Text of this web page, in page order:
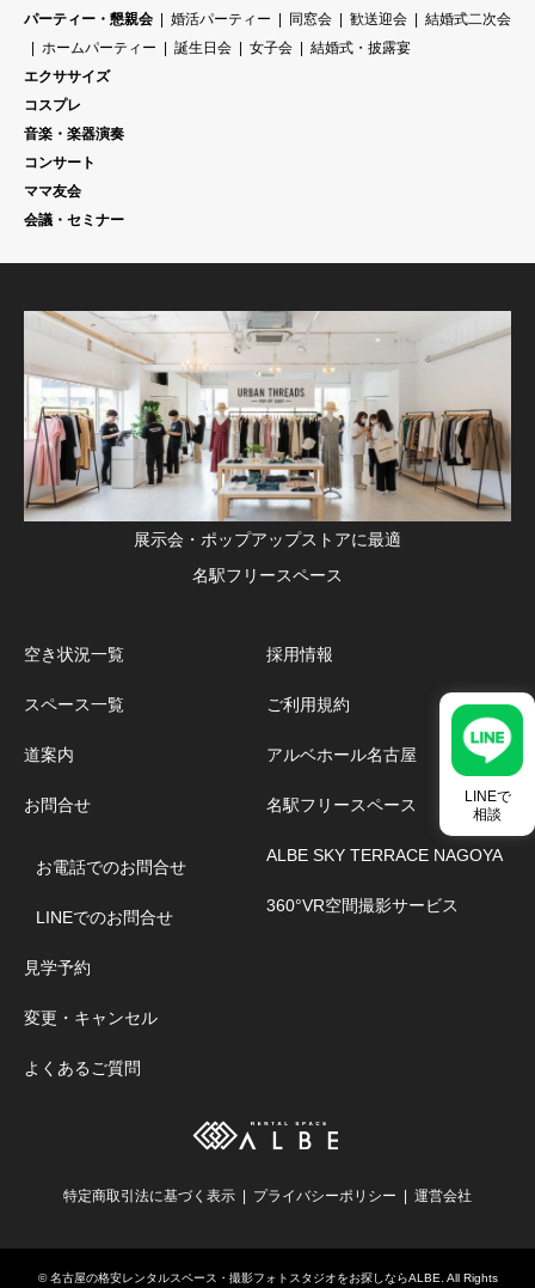
LINEで
相談
パーティー・懇親会
婚活パーティー 同窓会 歓送迎会
結婚式二次会
ホームパーティー
誕生日会 女子会
結婚式・披露宴
エクササイズ
コスプレ
音楽・楽器演奏
コンサート
ママ友会
会議・セミナー
展示会・ポップアップストアに最適
名駅フリースペース
空き状況一覧
スペース一覧
道案内
お問合せ
お電話でのお問合せ
LINEでのお問合せ
見学予約
変更・キャンセル
よくあるご質問
採用情報
ご利用規約
アルベホール名古屋
名駅フリースペース
ALBE SKY TERRACE NAGOYA
360°VR空間撮影サービス
特定商取引法に基づく表示 プライバシーポリシー 運営会社
©名古屋の格安レンタルスペース・撮影フォトスタジオをお探しならALBE . All Rights